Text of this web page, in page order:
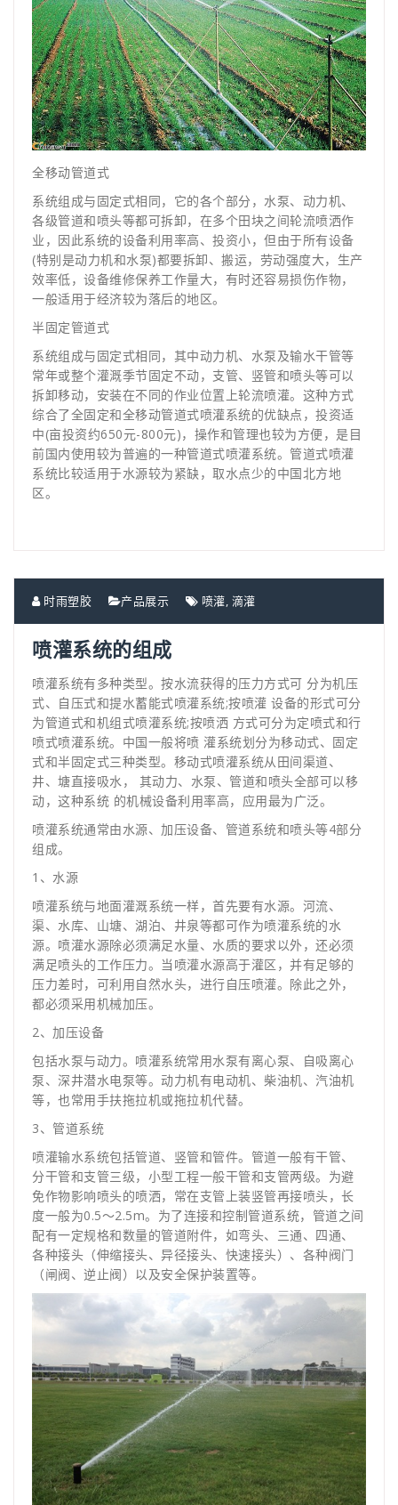
全移动管道式
系统组成与固定式相同，它的各个部分，水泵、动力机、
各级管道和喷头等都可拆卸，在多个田块之间轮流喷洒作
业，因此系统的设备利用率高、投资小，但由于所有设备
(特别是动力机和水泵)都要拆卸、搬运，劳动强度大，生产
效率低，设备维修保养工作量大，有时还容易损伤作物，
一般适用于经济较为落后的地区。
半固定管道式
系统组成与固定式相同，其中动力机、水泵及输水干管等
常年或整个灌溉季节固定不动，支管、竖管和喷头等可以
拆卸移动，安装在不同的作业位置上轮流喷灌。这种方式
综合了全固定和全移动管道式喷灌系统的优缺点，投资适
中(亩投资约650元-800元)，操作和管理也较为方便，是目
前国内使用较为普遍的一种管道式喷灌系统。管道式喷灌
系统比较适用于水源较为紧缺，取水点少的中国北方地
区。
时雨塑胶 产品展示 喷灌, 滴灌
喷灌系统的组成
喷灌系统有多种类型。按水流获得的压力方式可 分为机压
式、自压式和提水蓄能式喷灌系统;按喷灌 设备的形式可分
为管道式和机组式喷灌系统;按喷洒 方式可分为定喷式和行
喷式喷灌系统。中国一般将喷 灌系统划分为移动式、固定
式和半固定式三种类型。移动式喷灌系统从田间渠道、
井、塘直接吸水， 其动力、水泵、管道和喷头全部可以移
动，这种系统 的机械设备利用率高，应用最为广泛。
喷灌系统通常由水源、加压设备、管道系统和喷头等4部分
组成。
1、水源
喷灌系统与地面灌溉系统一样，首先要有水源。河流、
渠、水库、山塘、湖泊、井泉等都可作为喷灌系统的水
源。喷灌水源除必须满足水量、水质的要求以外，还必须
满足喷头的工作压力。当喷灌水源高于灌区，并有足够的
压力差时，可利用自然水头，进行自压喷灌。除此之外，
都必须采用机械加压。
2、加压设备
包括水泵与动力。喷灌系统常用水泵有离心泵、自吸离心
泵、深井潜水电泵等。动力机有电动机、柴油机、汽油机
等，也常用手扶拖拉机或拖拉机代替。
3、管道系统
喷灌输水系统包括管道、竖管和管件。管道一般有干管、
分干管和支管三级，小型工程一般干管和支管两级。为避
免作物影响喷头的喷洒，常在支管上装竖管再接喷头，长
度一般为0.5～2.5m。为了连接和控制管道系统，管道之间
配有一定规格和数量的管道附件，如弯头、三通、四通、
各种接头（伸缩接头、异径接头、快速接头）、各种阀门
（闸阀、逆止阀）以及安全保护装置等。